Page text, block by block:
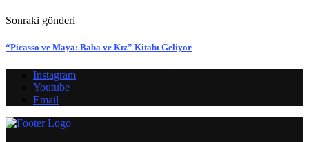
Sonraki gönderi
“Picasso ve Maya: Baba ve Kız” Kitabı Geliyor
Instagram
Youtube
Email